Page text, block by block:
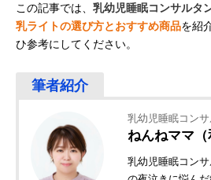
この記事では、 乳幼児睡眠コンサルタ
乳ライトの選び方とおすすめ商品を紹
ひ参考にしてください。
乳幼児睡眠コンサ
ねんねママ（
乳幼児睡眠コン